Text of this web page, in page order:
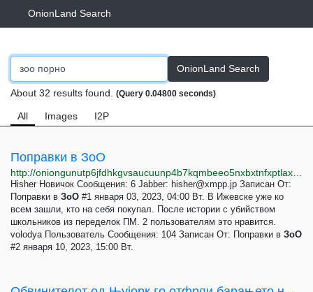
OnionLand Search
OnionLand Search
About 32 results found. (Query 0.04800 seconds)
All Images I2P
Поправки в ЗоО
Hisher Новичок Сообщения: 6 Jabber: hisher@xmpp.jp Записан От:
Поправки в ЗоО #1 января 03, 2023, 04:00 Вт. В Ижевске уже ко
всем зашли, кто на себя покупал. После истории с убийством
школьников из переделок ПМ. 2 пользователям это нравится.
volodya Пользователь Сообщения: 104 Записан От: Поправки в ЗоО
#2 января 10, 2023, 15:00 Вт.